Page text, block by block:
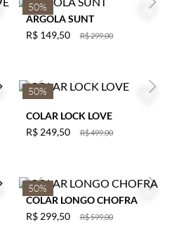
50%
ARGOLA SUNT
R$299,00
R$ 149,50
50%
COLAR LOCK LOVE
R$499,00
R$ 249,50
50%
COLAR LONGO CHOFRA
R$599,00
R$ 299,50